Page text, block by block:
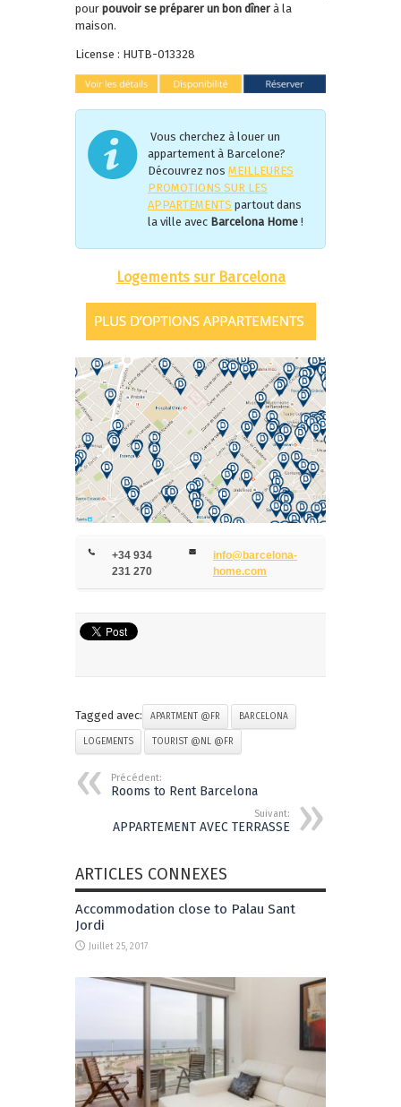
pour pouvoir se préparer un bon dîner à la
maison.
License : HUTB-013328
Vous cherchez à louer un
appartement à Barcelone?
Découvrez nos MEILLEURES
PROMOTIONS SUR LES
APPARTEMENTS partout dans
la ville avec Barcelona Home !
Logements sur Barcelona
+34 934
231 270
info@barcelona-
home.com
Tagged avec: APARTMENT @FR BARCELONA
LOGEMENTS TOURIST @NL @FR
Précédent:
Rooms to Rent Barcelona
Suivant:
APPARTEMENT AVEC TERRASSE
ARTICLES CONNEXES
Accommodation close to Palau Sant
Jordi
Juillet 25, 2017